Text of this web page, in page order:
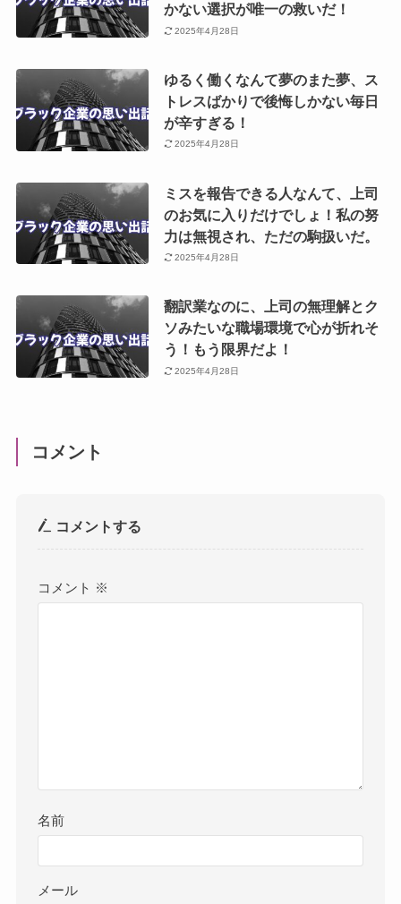
かない選択が唯一の救いだ！
2025年4月28日
ゆるく働くなんて夢のまた夢、ス
トレスばかりで後悔しかない毎日
が辛すぎる！
2025年4月28日
ミスを報告できる人なんて、上司
のお気に入りだけでしょ！私の努
力は無視され、ただの駒扱いだ。
2025年4月28日
翻訳業なのに、上司の無理解とク
ソみたいな職場環境で心が折れそ
う！もう限界だよ！
2025年4月28日
コメント
コメントする
コメント ※
名前
メール